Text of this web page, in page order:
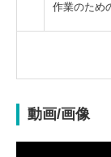
作業のため
動画/画像